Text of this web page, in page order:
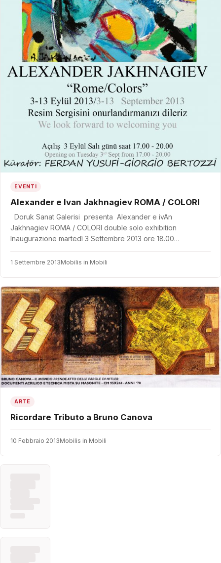
EVENTI
Alexander e Ivan Jakhnagiev ROMA / COLORI
Doruk Sanat Galerisi presenta Alexander e ivAn
Jakhnagiev ROMA / COLORI double solo exhibition
Inaugurazione martedì 3 Settembre 2013 ore 18.00…
1 Settembre 2013Mobilis in Mobili
ARTE
Ricordare Tributo a Bruno Canova
10 Febbraio 2013Mobilis in Mobili